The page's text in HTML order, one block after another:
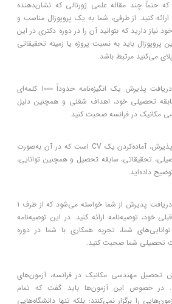
حتماً چند مقاله علمی ژورنالی که نشان‌دهنده
کنید. از طرفی، شما به یک پروپوزال مناسب و
نیاز دارید که بتوانید آن را در دوره دکتری در این
پروپوزال باید به نسبت پروژه یا زمینه تحقیقاتی
می‌کنید مرتبط باشد.
شما باید برای دریافت پذیرش یک انگیزه‌نامه حدوداً 1000 کلمه‌ای
تحصیلی خود، اهداف شغلی و همچنین دلیل
مکانیک در فرانسه صحبت کنید.
یکی دیگر از شرایط پذیرش، آماده‌کردن یک CV است که در آن به‌صورت
تحقیقاتی، سابقه تحصیل و همچنین توانایی،
داده‌اید.
در نهایت برای دریافت پذیرش از شما خواسته می‌شود که از طرف 1
قبلی خود، توصیه‌نامه ارائه کنید. در این توصیه‌نامه
توانایی‌های شما، تجربه همکاری با شما در دوره
تحصیلی شما صحبت کنید.
تحصیل مهندسی مکانیک در فرانسه، آزمون‌های
در خصوص این آزمون‌ها باید گفت که تمام
را برگزار نمی‌کنند؛ بلکه تنها دانشگاه‌هایی